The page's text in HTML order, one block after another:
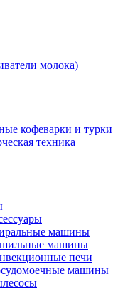
молока)
кофеварки и турки
техника
машины
машины
печи
машины